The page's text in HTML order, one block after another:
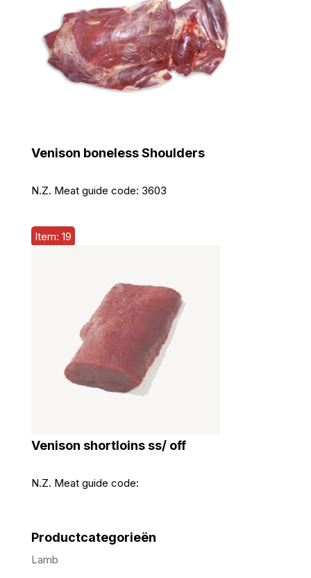
Venison boneless Shoulders
N.Z. Meat guide code: 3603
Item: 19
Venison shortloins ss/ off
N.Z. Meat guide code:
Productcategorieën
Lamb